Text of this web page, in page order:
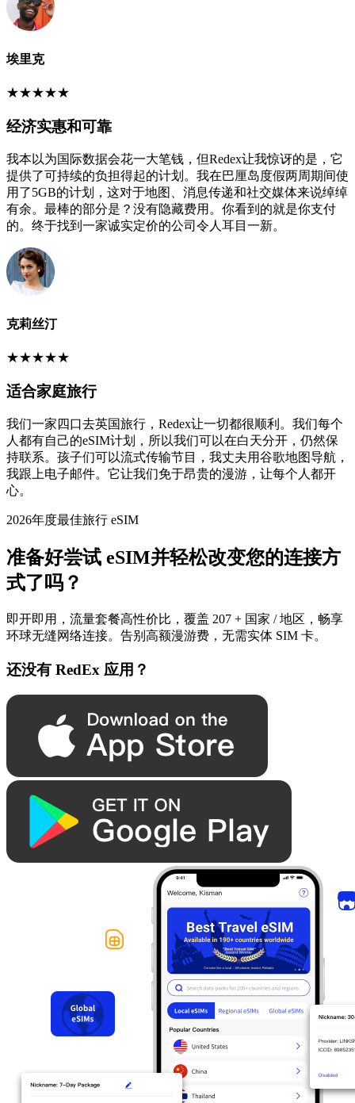
埃里克
★★★★★
经济实惠和可靠
我本以为国际数据会花一大笔钱，但Redex让我惊讶的是，它
提供了可持续的负担得起的计划。我在巴厘岛度假两周期间使
用了5GB的计划，这对于地图、消息传递和社交媒体来说绰绰
有余。最棒的部分是？没有隐藏费用。你看到的就是你支付
的。终于找到一家诚实定价的公司令人耳目一新。
克莉丝汀
★★★★★
适合家庭旅行
我们一家四口去英国旅行，Redex让一切都很顺利。我们每个
人都有自己的eSIM计划，所以我们可以在白天分开，仍然保
持联系。孩子们可以流式传输节目，我丈夫用谷歌地图导航，
我跟上电子邮件。它让我们免于昂贵的漫游，让每个人都开
心。
2026年度最佳旅行 eSIM
准备好尝试 eSIM并轻松改变您的连接方
式了吗？
即开即用，流量套餐高性价比，覆盖 207 + 国家 / 地区，畅享
环球无缝网络连接。告别高额漫游费，无需实体 SIM 卡。
还没有 RedEx 应用？